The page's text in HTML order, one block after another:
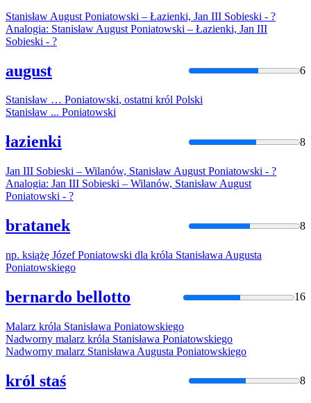
Stanisław August Poniatowski – Łazienki, Jan III Sobieski - ?
Analogia: Stanisław August Poniatowski – Łazienki, Jan III
Sobieski - ?
august 6
Stanisław … Poniatowski, ostatni król Polski
Stanisław ... Poniatowski
łazienki 8
Jan III Sobieski – Wilanów, Stanisław August Poniatowski - ?
Analogia: Jan III Sobieski – Wilanów, Stanisław August
Poniatowski - ?
bratanek 8
np. książę JózefPoniatowski dla króla Stanisława Augusta
Poniatowskiego
bernardo bellotto 16
Malarz króla Stanisława Poniatowskiego
Nadworny malarz króla Stanisława Poniatowskiego
Nadworny malarz Stanisława Augusta Poniatowskiego
król staś 8